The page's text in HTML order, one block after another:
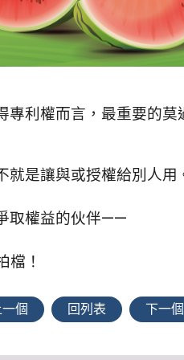
專利權而言，最重要的
是讓與或授權給別人用
取權益的伙伴——
檔！
個 回列表 下一個